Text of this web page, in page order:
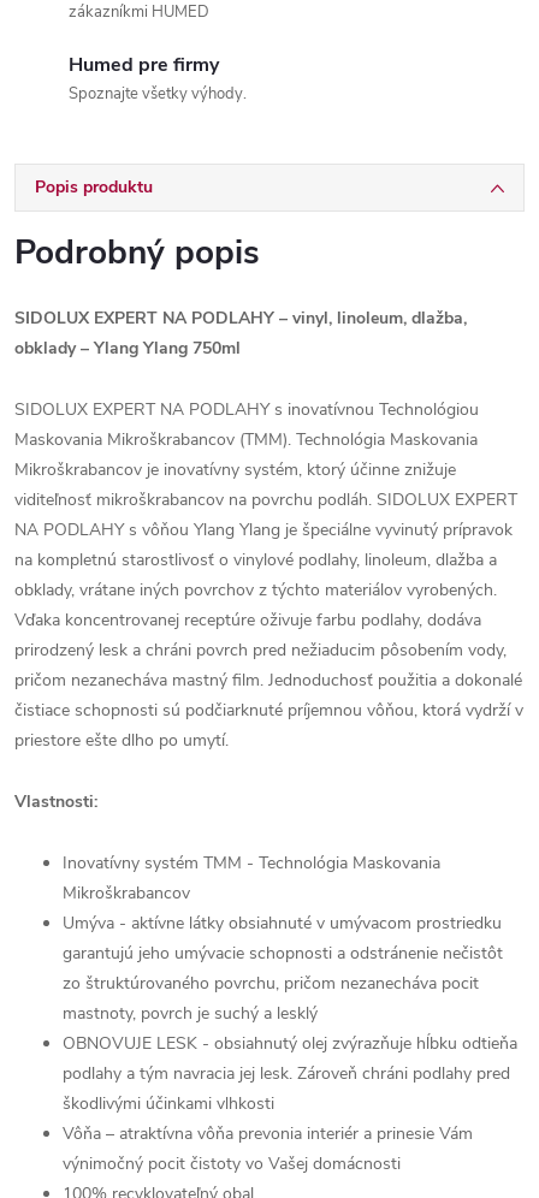
zákazníkmi HUMED
Humed pre firmy
Spoznajte všetky výhody.
Popis produktu
Podrobný popis
SIDOLUX EXPERT NA PODLAHY – vinyl, linoleum, dlažba,
obklady – Ylang Ylang 750ml
SIDOLUX EXPERT NA PODLAHY s inovatívnou Technológiou
Maskovania Mikroškrabancov (TMM). Technológia Maskovania
Mikroškrabancov je inovatívny systém, ktorý účinne znižuje
viditeľnosť mikroškrabancov na povrchu podláh. SIDOLUX EXPERT
NA PODLAHY s vôňou Ylang Ylang je špeciálne vyvinutý prípravok
na kompletnú starostlivosť o vinylové podlahy, linoleum, dlažba a
obklady, vrátane iných povrchov z týchto materiálov vyrobených.
Vďaka koncentrovanej receptúre oživuje farbu podlahy, dodáva
prirodzený lesk a chráni povrch pred nežiaducim pôsobením vody,
pričom nezanecháva mastný film. Jednoduchosť použitia a dokonalé
čistiace schopnosti sú podčiarknuté príjemnou vôňou, ktorá vydrží v
priestore ešte dlho po umytí.
Vlastnosti:
Inovatívny systém TMM - Technológia Maskovania
Mikroškrabancov
Umýva - aktívne látky obsiahnuté v umývacom prostriedku
garantujú jeho umývacie schopnosti a odstránenie nečistôt
zo štruktúrovaného povrchu, pričom nezanecháva pocit
mastnoty, povrch je suchý a lesklý
OBNOVUJE LESK - obsiahnutý olej zvýrazňuje hĺbku odtieňa
podlahy a tým navracia jej lesk. Zároveň chráni podlahy pred
škodlivými účinkami vlhkosti
Vôňa – atraktívna vôňa prevonia interiér a prinesie Vám
výnimočný pocit čistoty vo Vašej domácnosti